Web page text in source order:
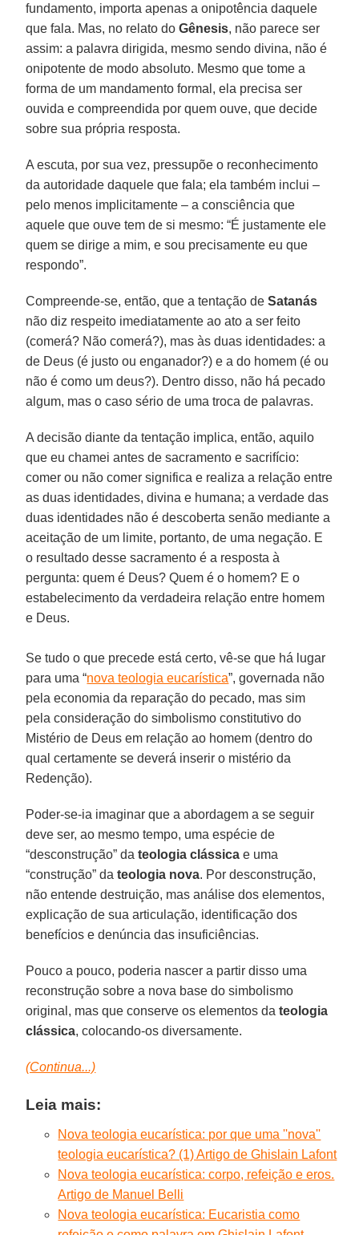
fundamento, importa apenas a onipotência daquele
que fala. Mas, no relato doGênesis, não parece ser
assim: a palavra dirigida, mesmo sendo divina, não é
onipotente de modo absoluto. Mesmo que tome a
forma de um mandamento formal, ela precisa ser
ouvida e compreendida por quem ouve, que decide
sobre sua própria resposta.
A escuta, por sua vez, pressupõe o reconhecimento
da autoridade daquele que fala; ela também inclui –
pelo menos implicitamente – a consciência que
aquele que ouve tem de si mesmo: “É justamente ele
quem se dirige a mim, e sou precisamente eu que
respondo”.
Compreende-se, então, que a tentação deSatanás
não diz respeito imediatamente ao ato a ser feito
(comerá? Não comerá?), mas às duas identidades: a
de Deus (é justo ou enganador?) e a do homem (é ou
não é como um deus?). Dentro disso, não há pecado
algum, mas o caso sério de uma troca de palavras.
A decisão diante da tentação implica, então, aquilo
que eu chamei antes de sacramento e sacrifício:
comer ou não comer significa e realiza a relação entre
as duas identidades, divina e humana; a verdade das
duas identidades não é descoberta senão mediante a
aceitação de um limite, portanto, de uma negação. E
o resultado desse sacramento é a resposta à
pergunta: quem é Deus? Quem é o homem? E o
estabelecimento da verdadeira relação entre homem
e Deus.
Se tudo o que precede está certo, vê-se que há lugar
para uma “nova teologia eucarística”, governada não
pela economia da reparação do pecado, mas sim
pela consideração do simbolismo constitutivo do
Mistério de Deus em relação ao homem (dentro do
qual certamente se deverá inserir o mistério da
Redenção).
Poder-se-ia imaginar que a abordagem a se seguir
deve ser, ao mesmo tempo, uma espécie de
“desconstrução” dateologia clássica e uma
“construção” dateologia nova. Por desconstrução,
não entende destruição, mas análise dos elementos,
explicação de sua articulação, identificação dos
benefícios e denúncia das insuficiências.
Pouco a pouco, poderia nascer a partir disso uma
reconstrução sobre a nova base do simbolismo
original, mas que conserve os elementos dateologia
clássica, colocando-os diversamente.
(Continua...)
Leia mais:
Nova teologia eucarística: por que uma ''nova''
teologia eucarística? (1) Artigo de Ghislain Lafont
Nova teologia eucarística: corpo, refeição e eros.
Artigo de Manuel Belli
Nova teologia eucarística: Eucaristia como